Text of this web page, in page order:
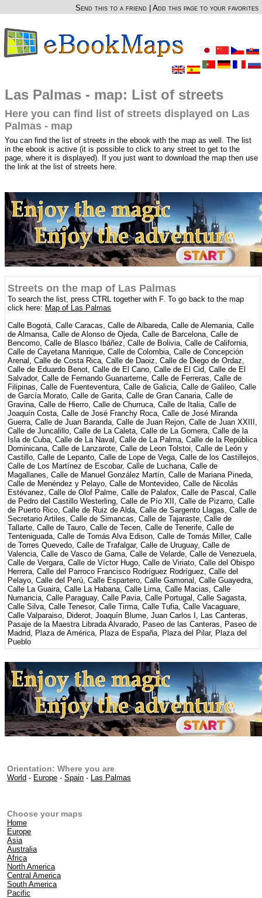
Send this to a friend Add this page to your favorites
Las Palmas - map: List of streets
Here you can find list of streets displayed on Las
Palmas - map
You can find the list of streets in the ebook with the map as well. The list
in the ebook is active (it is possible to click to any street to get to the
page, where it is displayed). If you just want to download the map then use
the link at the list of streets here.
Streets on the map of Las Palmas
To search the list, press CTRL together with F. To go back to the map
click here: Map of Las Palmas
Calle Bogotá, Calle Caracas, Calle de Albareda, Calle de Alemania, Calle
de Almansa, Calle de Alonso de Ojeda, Calle de Barcelona, Calle de
Bencomo, Calle de Blasco Ibáñez, Calle de Bolivia, Calle de California,
Calle de Cayetana Manrique, Calle de Colombia, Calle de Concepción
Arenal, Calle de Costa Rica, Calle de Daoiz, Calle de Diego de Ordaz,
Calle de Eduardo Benot, Calle de El Cano, Calle de El Cid, Calle de El
Salvador, Calle de Fernando Guanarteme, Calle de Ferreras, Calle de
Filipinas, Calle de Fuenteventura, Calle de Galicia, Calle de Galileo, Calle
de García Morato, Calle de Garita, Calle de Gran Canaria, Calle de
Gravina, Calle de Hierro, Calle de Churruca, Calle de Italia, Calle de
Joaquín Costa, Calle de José Franchy Roca, Calle de José Miranda
Guerra, Calle de Juan Baranda, Calle de Juan Rejon, Calle de Juan XXIII,
Calle de Juncalillo, Calle de La Caleta, Calle de La Gomera, Calle de la
Isla de Cuba, Calle de La Naval, Calle de La Palma, Calle de la República
Dominicana, Calle de Lanzarote, Calle de Leon Tolstoi, Calle de León y
Castillo, Calle de Lepanto, Calle de Lope de Vega, Calle de los Castillejos,
Calle de Los Martínez de Escobar, Calle de Luchana, Calle de
Magallanes, Calle de Manuel González Martín, Calle de Mariana Pineda,
Calle de Menéndez y Pelayo, Calle de Montevideo, Calle de Nicolás
Estévanez, Calle de Olof Palme, Calle de Palafox, Calle de Pascal, Calle
de Pedro del Castillo Westerling, Calle de Pío XII, Calle de Pizarro, Calle
de Puerto Rico, Calle de Ruiz de Alda, Calle de Sargento Llagas, Calle de
Secretario Artiles, Calle de Simancas, Calle de Tajaraste, Calle de
Tallarte, Calle de Tauro, Calle de Tecen, Calle de Tenerife, Calle de
Tenteniguada, Calle de Tomás Alva Edison, Calle de Tomás Miller, Calle
de Torres Quevedo, Calle de Trafalgar, Calle de Uruguay, Calle de
Valencia, Calle de Vasco de Gama, Calle de Velarde, Calle de Venezuela,
Calle de Vergara, Calle de Víctor Hugo, Calle de Viriato, Calle del Obispo
Herrera, Calle del Parroco Francisco Rodríguez Rodríguez, Calle del
Pelayo, Calle del Perú, Calle Espartero, Calle Gamonal, Calle Guayedra,
Calle La Guaira, Calle La Habana, Calle Lima, Calle Macias, Calle
Numancia, Calle Paraguay, Calle Pavia, Calle Portugal, Calle Sagasta,
Calle Silva, Calle Tenesor, Calle Tirma, Calle Tufia, Calle Vacaguare,
Calle Valparaiso, Diderot, Joaquín Blume, Juan Carlos I, Las Canteras,
Pasaje de la Maestra Librada Alvarado, Paseo de las Canteras, Paseo de
Madrid, Plaza de América, Plaza de España, Plaza del Pilar, Plaza del
Pueblo
Orientation: Where you are
World - Europe -Spain - Las Palmas
Choose your maps
Home
Europe
Asia
Australia
Africa
North America
Central America
South America
Pacific